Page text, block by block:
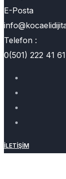
E-Posta
Telefon :
0(501) 222 41 61
İLETIŞIM